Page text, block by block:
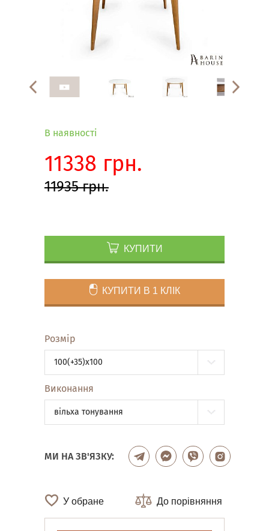
В наявності
11338 грн.
11935 грн.
КУПИТИ
КУПИТИ В 1 КЛІК
Розмір
100(+35)x100
Виконання
вільха тонування
МИ НА ЗВ'ЯЗКУ:
У обране До порівняння